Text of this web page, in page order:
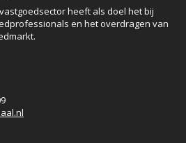
heeft als doel het bij
en het overdragen van